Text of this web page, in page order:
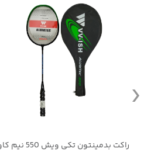
راکت بدمینتون تکی ویش 550 نیم کاور